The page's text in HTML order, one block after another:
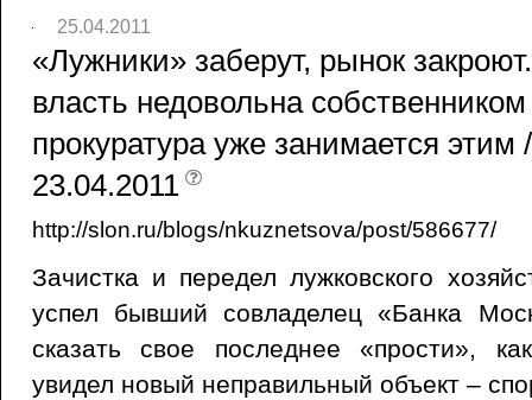
25.04.2011
«Лужники» заберут, рынок
власть недовольна
прокуратура уже занимается этим
23.04.2011
http://slon.ru/blogs/nkuznetsova/post/586677/
Зачистка и передел лужковского
успел бывший совладелец «Банка
сказать свое последнее «прости»,
увидел новый неправильный объект –